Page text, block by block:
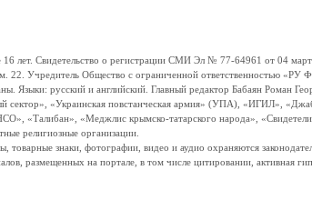
Свидетельство о регистрации СМИ Эл № 77-64961 от 04
Учредитель Общество с ограниченной ответственностью
Языки: русский и английский. Главный редактор Бабаян Роман
сектор», «Украинская повстанческая армия» (УПА), «ИГИЛ»,
«Талибан», «Меджлис крымско-татарского народа»,
религиозные организации.
знаки, фотографии, видео и аудио охраняются
размещенных на портале, в том числе цитировании, активная